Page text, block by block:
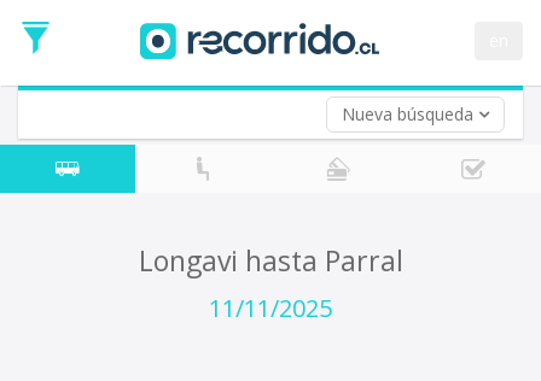
Nueva búsqueda
de
Ida
Vuelta (opcional)
Fecha
de
Longavi hasta Parral
11/11/2025